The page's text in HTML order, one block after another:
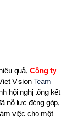
quả, Công ty
Vision Team
hội nghị tổng kết
nỗ lực đóng góp,
việc cho một